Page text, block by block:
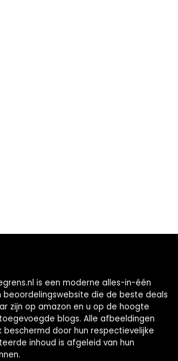
is een moderne alles-in-één
beoordelingswebsite die de beste deals
zijn op amazon en u op de hoogte
blogs. Alle afbeeldingen
beschermd door hun respectievelijke
inhoud is afgeleid van hun